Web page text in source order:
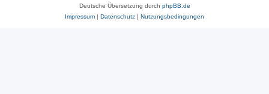
Deutsche Übersetzung durch phpBB.de
Impressum | Datenschutz | Nutzungsbedingungen